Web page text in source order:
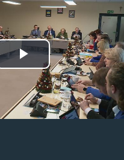
Odtwórz
wideo